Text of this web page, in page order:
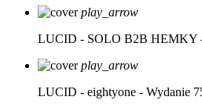
play_arrow
LUCID - SOLO B2B HEMKY
play_arrow
LUCID - eightyone - Wydanie